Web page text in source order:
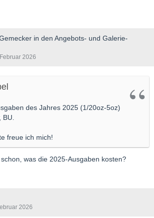
in den Angebots- und Galerie-
2026
des Jahres 2025 (1/20oz-5oz)
BU.
freue ich mich!
was die 2025-Ausgaben kosten?
2026